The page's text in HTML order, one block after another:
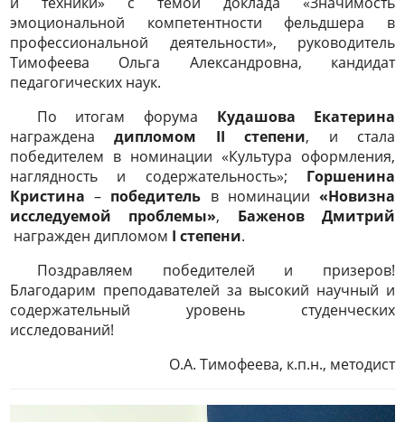
эмоциональной компетентности фельдшера в
профессиональной деятельности», руководитель
Тимофеева Ольга Александровна, кандидат
педагогических наук.
По итогам форума Кудашова Екатерина
награждена дипломом II степени, и стала
победителем в номинации «Культура оформления,
наглядность и содержательность»; Горшенина
Кристина – победитель в номинации«Новизна
исследуемой проблемы», Баженов Дмитрий
награжден дипломом I степени.
Поздравляем победителей и призеров!
Благодарим преподавателей за высокий научный и
содержательный уровень студенческих
исследований!
О.А. Тимофеева, к.п.н., методист